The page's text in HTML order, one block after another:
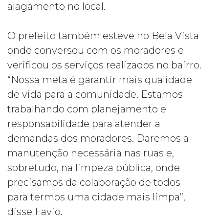
alagamento no local.
O prefeito também esteve no Bela Vista
onde conversou com os moradores e
verificou os serviços realizados no bairro.
“Nossa meta é garantir mais qualidade
de vida para a comunidade. Estamos
trabalhando com planejamento e
responsabilidade para atender a
demandas dos moradores. Daremos a
manutenção necessária nas ruas e,
sobretudo, na limpeza pública, onde
precisamos da colaboração de todos
para termos uma cidade mais limpa”,
disse Favio.